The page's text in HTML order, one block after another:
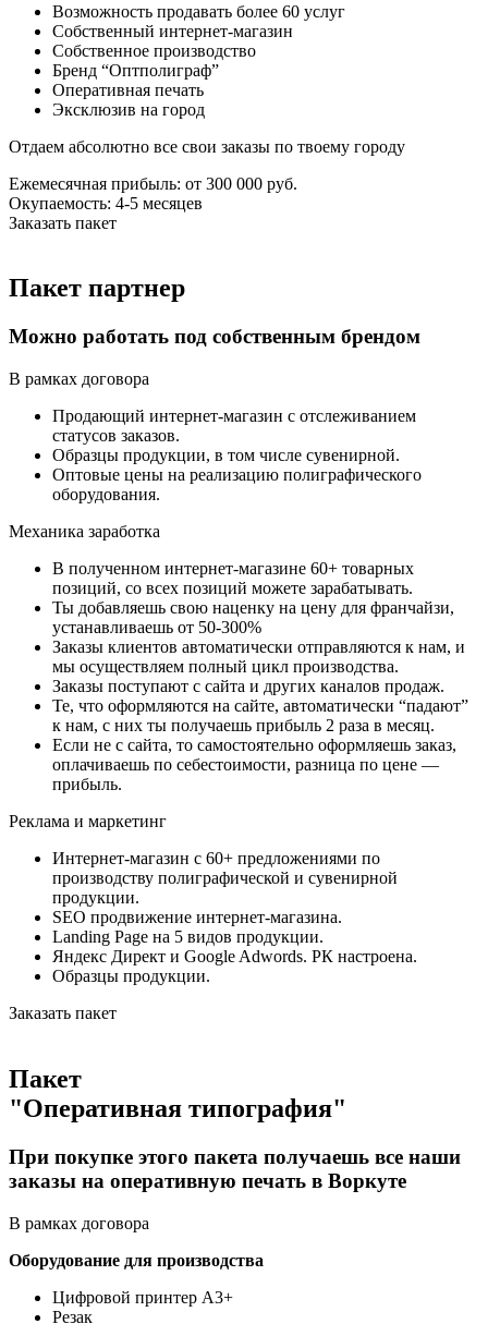
Возможность продавать более 60 услуг
Собственный интернет-магазин
Собственное производство
Бренд “Оптполиграф”
Оперативная печать
Эксклюзив на город
Отдаем абсолютно все свои заказы по твоему городу
Ежемесячная прибыль: от 300 000 руб.
Окупаемость: 4-5 месяцев
Заказать пакет
Пакет партнер
Можно работать под собственным брендом
В рамках договора
Продающий интернет-магазин с отслеживанием
статусов заказов.
Образцы продукции, в том числе сувенирной.
Оптовые цены на реализацию полиграфического
оборудования.
Механика заработка
В полученном интернет-магазине 60+ товарных
позиций, со всех позиций можете зарабатывать.
Ты добавляешь свою наценку на цену для франчайзи,
устанавливаешь от 50-300%
Заказы клиентов автоматически отправляются к нам, и
мы осуществляем полный цикл производства.
Заказы поступают с сайта и других каналов продаж.
Те, что оформляются на сайте, автоматически “падают”
к нам, с них ты получаешь прибыль 2 раза в месяц.
Если не с сайта, то самостоятельно оформляешь заказ,
оплачиваешь по себестоимости, разница по цене —
прибыль.
Реклама и маркетинг
Интернет-магазин с 60+ предложениями по
производству полиграфической и сувенирной
продукции.
SEO продвижение интернет-магазина.
Landing Page на 5 видов продукции.
Яндекс Директ и Google Adwords. РК настроена.
Образцы продукции.
Заказать пакет
Пакет
"Оперативная типография"
При покупке этого пакета получаешь все наши
заказы на оперативную печать в Воркуте
В рамках договора
Оборудование для производства
Цифровой принтер А3+
Резак